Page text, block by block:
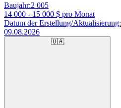
Baujahr:2 005
14 000 - 15 000 $ pro Monat
Datum der Erstellung/Aktualisierung:
09.08.2026
🇺🇦